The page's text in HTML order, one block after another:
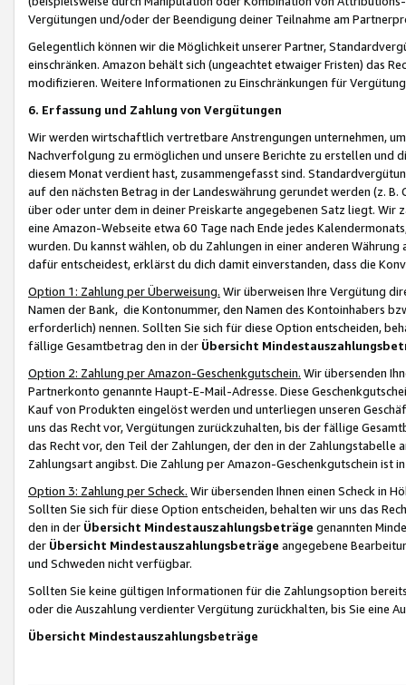
Vergütungen und/oder der Beendigung deiner Teilnahme am
Gelegentlich können wir die Möglichkeit unserer Partner,
einschränken. Amazon behält sich (ungeachtet etwaiger Fristen) das
modifizieren. Weitere Informationen zu Einschränkungen für
6. Erfassung und Zahlung von Vergütungen
Wir werden wirtschaftlich vertretbare Anstrengungen unternehmen,
Nachverfolgung zu ermöglichen und unsere Berichte zu erstellen und
diesem Monat verdient hast, zusammengefasst sind.
auf den nächsten Betrag in der Landeswährung gerundet werden (z.
über oder unter dem in deiner Preiskarte angegebenen Satz liegt.
eine Amazon-Webseite etwa 60 Tage nach Ende jedes
wurden. Du kannst wählen, ob du Zahlungen in einer anderen
dafür entscheidest, erklärst du dich damit einverstanden, dass die
Option 1: Zahlung per Überweisung. Wir überweisen Ihre Vergütung
Namen der Bank, die Kontonummer, den Namen des Kontoinhabers
erforderlich) nennen. Sollten Sie sich für diese Option entscheiden,
fällige Gesamtbetrag den in der Übersicht
Option 2: Zahlung per Amazon-Geschenkgutschein. Wir übersenden
Partnerkonto genannte Haupt-E-Mail-Adresse. Diese
Kauf von Produkten eingelöst werden und unterliegen unseren
uns das Recht vor, Vergütungen zurückzuhalten, bis der fällige
das Recht vor, den Teil der Zahlungen, der den in der
Zahlungsart angibst. Die Zahlung per Amazon-Geschenkgutschein ist
Option 3: Zahlung per Scheck. Wir übersenden Ihnen einen Scheck in
Sollten Sie sich für diese Option entscheiden, behalten wir uns das
den in der Übersicht Mindestauszahlungsbeträge genannten
der Übersicht Mindestauszahlungsbeträge angegebene
und Schweden nicht verfügbar.
Sollten Sie keine gültigen Informationen für die Zahlungsoption
oder die Auszahlung verdienter Vergütung zurückhalten, bis Sie
Übersicht Mindestauszahlungsbeträge